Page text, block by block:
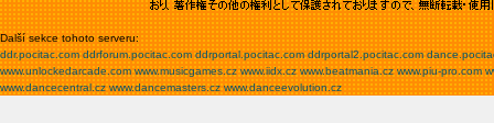
Další sekce tohoto serveru:
ddr.pocitac.com ddrforum.pocitac.com ddrportal.pocitac.com ddrportal2.pocitac.com
www.unlockedarcade.com www.musicgames.cz www.iidx.cz www.beatmania.cz www.piu-pro.com
www.dancecentral.cz www.dancemasters.cz www.danceevolution.cz